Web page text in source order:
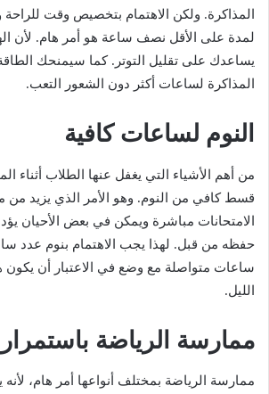
المذاكرة. ولكن الاهتمام بتخصيص وقت
لمدة على الأقل نصف ساعة هو أمر هام. لأن
يساعدك على تقليل التوتر. كما سيمنحك
المذاكرة لساعات أكثر دون الشعور التعب.
النوم لساعات كافية
من أهم الأشياء التي يغفل عنها الطلاب أثناء
قسط كافي من النوم. وهو الأمر الذي يزيد من
الامتحانات مباشرة ويمكن في بعض الأحيان
ساعات متواصلة مع وضع في الاعتبار أن يكون
الليل.
ممارسة الرياضة باستمرار
ممارسة الرياضة بمختلف أنواعها أمر هام،